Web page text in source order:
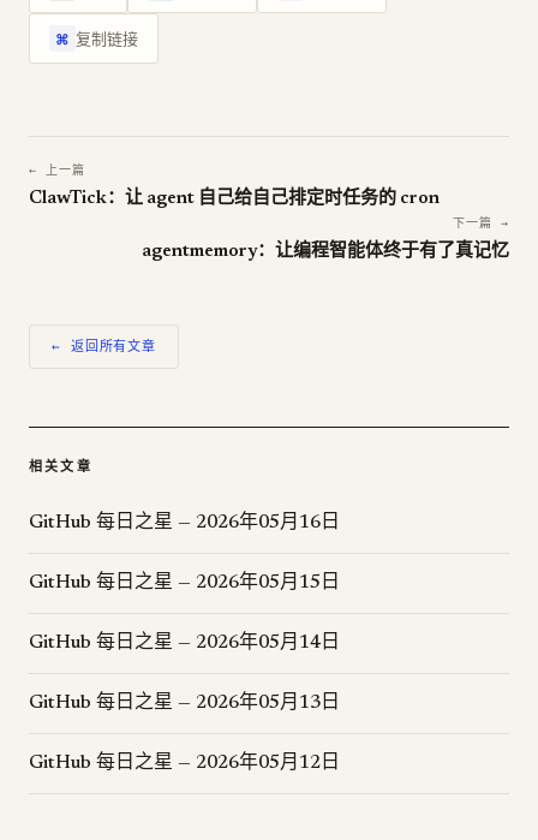
⌘ 复制链接
← 上一篇
ClawTick：让 agent 自己给自己排定时任务的 cron
下一篇 →
agentmemory：让编程智能体终于有了真记忆
← 返回所有文章
相关文章
GitHub 每日之星 — 2026年05月16日
GitHub 每日之星 — 2026年05月15日
GitHub 每日之星 — 2026年05月14日
GitHub 每日之星 — 2026年05月13日
GitHub 每日之星 — 2026年05月12日